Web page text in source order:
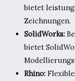
bietet
Zeichnungen.
SolidWorks:
bietet
Rhino: